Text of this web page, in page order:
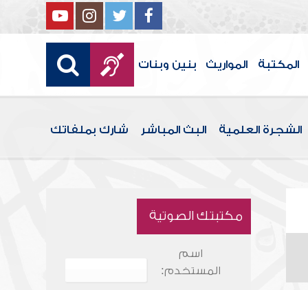
المكتبة المواريث بنين وبنات
الشجرة العلمية البث المباشر شارك بملفاتك
مكتبتك الصوتية
اسم
المستخدم: